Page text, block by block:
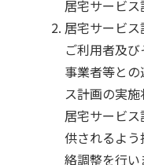
居宅サービス
居宅サービ
ご利用者及
事業者等と
ス計画の実施
居宅サービ
供されるよ
絡調整を行い